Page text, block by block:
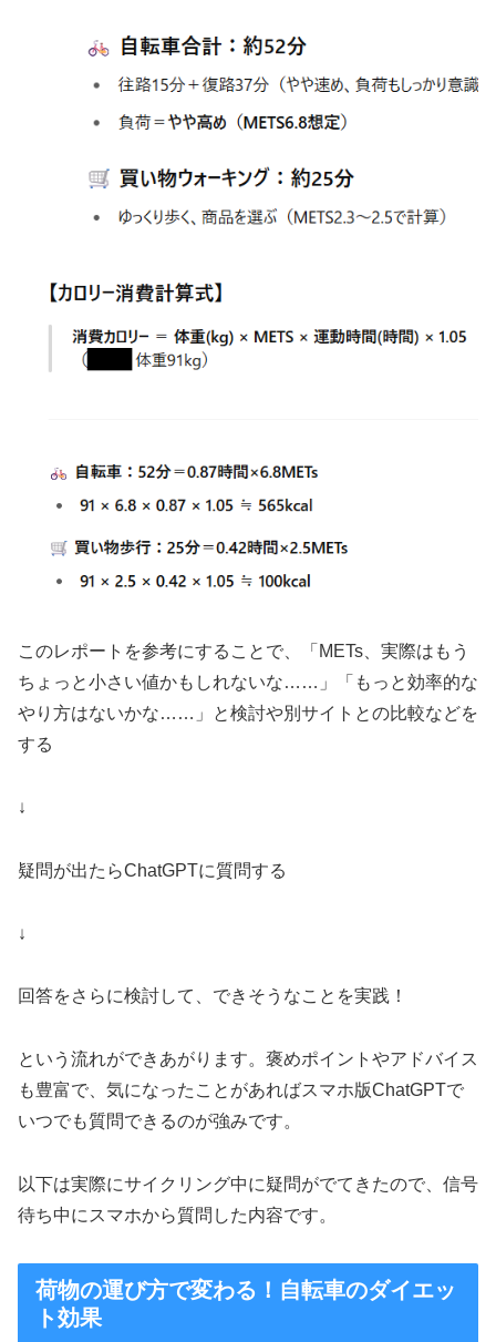
このレポートを参考にすることで、「METs、実際はもう
ちょっと小さい値かもしれないな……」「もっと効率的な
やり方はないかな……」と検討や別サイトとの比較などを
する
↓
疑問が出たらChatGPTに質問する
↓
回答をさらに検討して、できそうなことを実践！
という流れができあがります。褒めポイントやアドバイス
も豊富で、気になったことがあればスマホ版ChatGPTで
いつでも質問できるのが強みです。
以下は実際にサイクリング中に疑問がでてきたので、信号
待ち中にスマホから質問した内容です。
荷物の運び方で変わる！自転車のダイエッ
ト効果